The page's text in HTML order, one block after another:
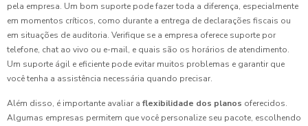
pela empresa. Um bom suporte pode fazer toda a diferença, especialmente
em momentos críticos, como durante a entrega de declarações fiscais ou
em situações de auditoria. Verifique se a empresa oferece suporte por
telefone, chat ao vivo ou e-mail, e quais são os horários de atendimento.
Um suporte ágil e eficiente pode evitar muitos problemas e garantir que
você tenha a assistência necessária quando precisar.
Além disso, é importante avaliar a flexibilidade dos planos oferecidos.
Algumas empresas permitem que você personalize seu pacote, escolhendo